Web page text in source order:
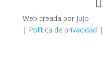
Web creada por JuJo
| Política de privacidad |